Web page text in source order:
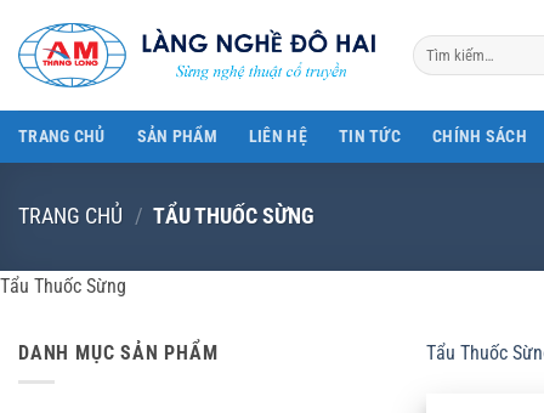
qua
nội
dung
Tìm
kiếm:
TRANG CHỦ SẢN PHẨM LIÊN HỆ TIN TỨC CHÍNH SÁCH
TRANG CHỦ / TẨU THUỐC SỪNG
Tẩu Thuốc Sừng
DANH MỤC SẢN PHẨM Tẩu Thuốc